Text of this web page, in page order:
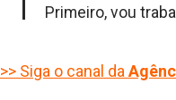
Primeiro, vou
>> Siga o canal da